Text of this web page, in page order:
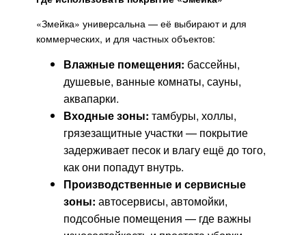
«Змейка» универсальна — её выбирают и для
коммерческих, и для частных объектов:
Влажные помещения: бассейны,
душевые, ванные комнаты, сауны,
аквапарки.
Входные зоны: тамбуры, холлы,
грязезащитные участки — покрытие
задерживает песок и влагу ещё до того,
как они попадут внутрь.
Производственные и сервисные
зоны: автосервисы, автомойки,
подсобные помещения — где важны